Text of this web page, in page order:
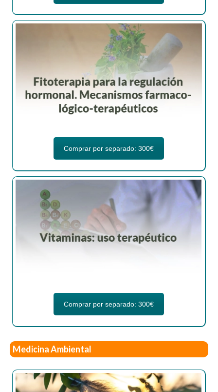
Comprar por separado: 300€
Comprar por separado: 300€
Medicina Ambiental